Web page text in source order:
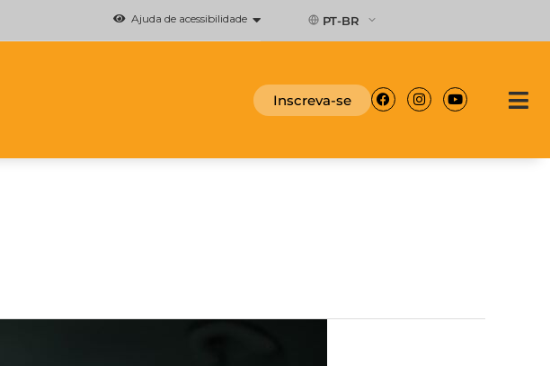
Ajuda de acessibilidade PT-BR
Inscreva-se Facebook
InstagramYoutube